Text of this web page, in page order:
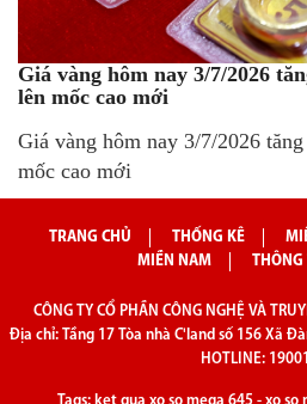
Giá vàng hôm nay 3/7/2026
lên mốc cao mới
Giá vàng hôm nay 3/7/2026
mốc cao mới
TRANG CHỦ THỐNG KÊ
MIỀN NAM
THÔNG
CÔNG TY CỔ PHẦN CÔNG NGHỆ VÀ
Địa chỉ: Tầng 17 Tòa nhà C'land số 156 Xã
HOTLINE: